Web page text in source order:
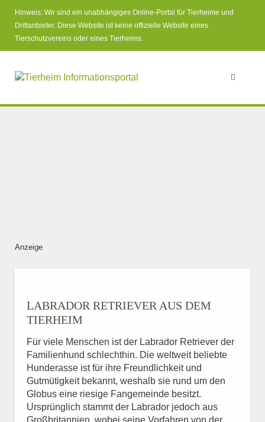
Hinweis: Wir sind ein unabhängiges Online-Portal für Tierheime und
Drittanbieter. Diese Website ist keine offizielle Website eines
Tierschutzvereins oder eines Tierheims.
Anzeige
LABRADOR RETRIEVER AUS DEM
TIERHEIM
Für viele Menschen ist der Labrador Retriever der
Familienhund schlechthin. Die weltweit beliebte
Hunderasse ist für ihre Freundlichkeit und
Gutmütigkeit bekannt, weshalb sie rund um den
Globus eine riesige Fangemeinde besitzt.
Ursprünglich stammt der Labrador jedoch aus
Großbritannien, wobei seine Vorfahren von der